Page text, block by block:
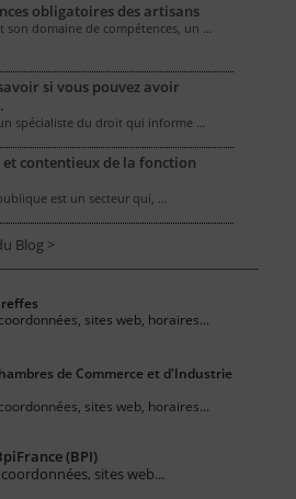
obligatoires des artisans
son domaine de compétences, un …
si vous pouvez avoir
spécialiste du droit qui informe …
et contentieux de la fonction
est un secteur qui, …
Blog >
sites web, horaires...
de Commerce et d'Industrie
sites web, horaires...
(BPI)
sites web...